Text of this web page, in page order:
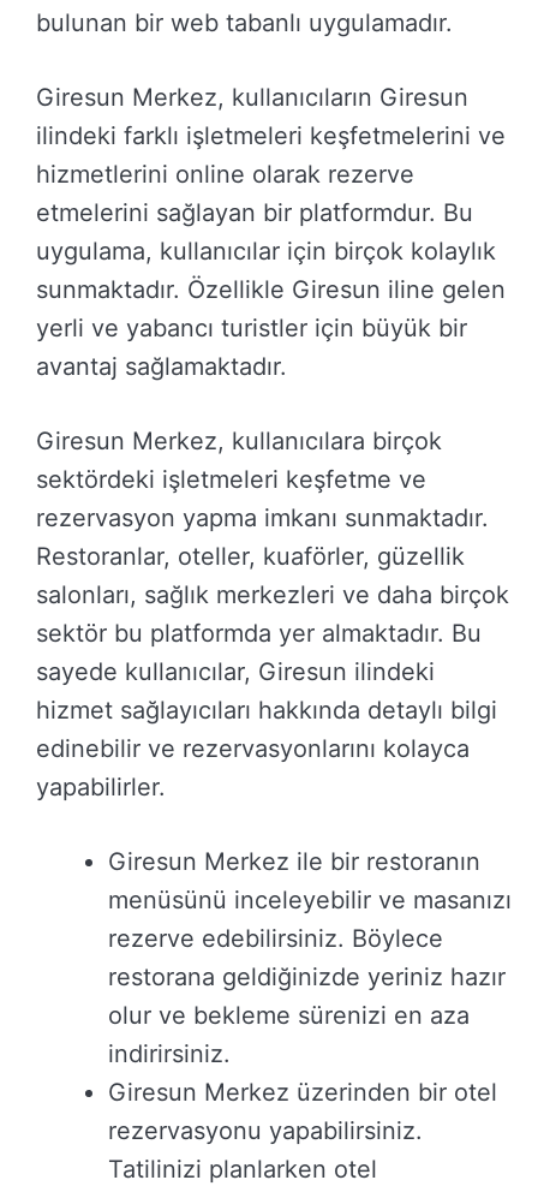
bulunan bir web tabanlı uygulamadır.
Giresun Merkez, kullanıcıların Giresun
ilindeki farklı işletmeleri keşfetmelerini ve
hizmetlerini online olarak rezerve
etmelerini sağlayan bir platformdur. Bu
uygulama, kullanıcılar için birçok kolaylık
sunmaktadır. Özellikle Giresun iline gelen
yerli ve yabancı turistler için büyük bir
avantaj sağlamaktadır.
Giresun Merkez, kullanıcılara birçok
sektördeki işletmeleri keşfetme ve
rezervasyon yapma imkanı sunmaktadır.
Restoranlar, oteller, kuaförler, güzellik
salonları, sağlık merkezleri ve daha birçok
sektör bu platformda yer almaktadır. Bu
sayede kullanıcılar, Giresun ilindeki
hizmet sağlayıcıları hakkında detaylı bilgi
edinebilir ve rezervasyonlarını kolayca
yapabilirler.
Giresun Merkez ile bir restoranın
menüsünü inceleyebilir ve masanızı
rezerve edebilirsiniz. Böylece
restorana geldiğinizde yeriniz hazır
olur ve bekleme sürenizi en aza
indirirsiniz.
Giresun Merkez üzerinden bir otel
rezervasyonu yapabilirsiniz.
Tatilinizi planlarken otel